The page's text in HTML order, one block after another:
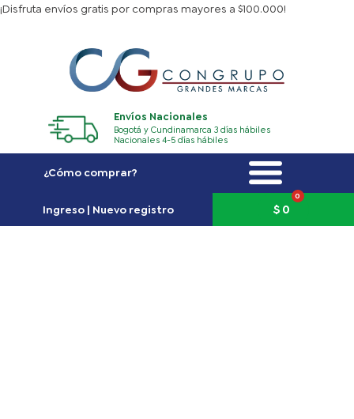
Ir
¡Disfruta envíos gratis por compras mayores a $100.000!
Envíos Nacionales
Bogotá y Cundinamarca 3 días hábiles
Nacionales 4-5 días hábiles
¿Cómo comprar?
Ingreso | Nuevo registro $0
0
Carrito